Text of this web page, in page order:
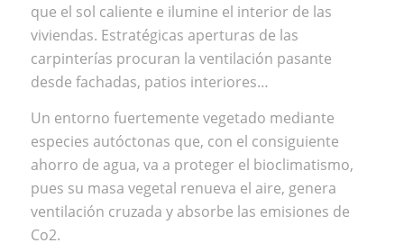
que el sol caliente e ilumine el interior de las
viviendas. Estratégicas aperturas de las
carpinterías procuran la ventilación pasante
desde fachadas, patios interiores…
Un entorno fuertemente vegetado mediante
especies autóctonas que, con el consiguiente
ahorro de agua, va a proteger el bioclimatismo,
pues su masa vegetal renueva el aire, genera
ventilación cruzada y absorbe las emisiones de
Co2.